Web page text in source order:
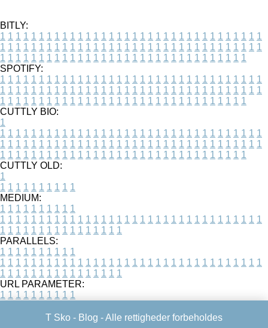
BITLY:
1 1 1 1 1 1 1 1 1 1 1 1 1 1 1 1 1 1 1 1 1 1 1 1 1 1 1 1 1 1 1 1 1 1
1 1 1 1 1 1 1 1 1 1 1 1 1 1 1 1 1 1 1 1 1 1 1 1 1 1 1 1 1 1 1 1 1 1
1 1 1 1 1 1 1 1 1 1 1 1 1 1 1 1 1 1 1 1 1 1 1 1 1 1 1 1 1 1 1 1
SPOTIFY:
1 1 1 1 1 1 1 1 1 1 1 1 1 1 1 1 1 1 1 1 1 1 1 1 1 1 1 1 1 1 1 1 1 1
1 1 1 1 1 1 1 1 1 1 1 1 1 1 1 1 1 1 1 1 1 1 1 1 1 1 1 1 1 1 1 1 1 1
1 1 1 1 1 1 1 1 1 1 1 1 1 1 1 1 1 1 1 1 1 1 1 1 1 1 1 1 1 1 1 1
CUTTLY BIO:
1
1 1 1 1 1 1 1 1 1 1 1 1 1 1 1 1 1 1 1 1 1 1 1 1 1 1 1 1 1 1 1 1 1 1
1 1 1 1 1 1 1 1 1 1 1 1 1 1 1 1 1 1 1 1 1 1 1 1 1 1 1 1 1 1 1 1 1 1
1 1 1 1 1 1 1 1 1 1 1 1 1 1 1 1 1 1 1 1 1 1 1 1 1 1 1 1 1 1 1 1
CUTTLY OLD:
1
1 1 1 1 1 1 1 1 1 1
MEDIUM:
1 1 1 1 1 1 1 1 1 1
1 1 1 1 1 1 1 1 1 1 1 1 1 1 1 1 1 1 1 1 1 1 1 1 1 1 1 1 1 1 1 1 1 1
1 1 1 1 1 1 1 1 1 1 1 1 1 1 1 1
PARALLELS:
1 1 1 1 1 1 1 1 1 1
1 1 1 1 1 1 1 1 1 1 1 1 1 1 1 1 1 1 1 1 1 1 1 1 1 1 1 1 1 1 1 1 1 1
1 1 1 1 1 1 1 1 1 1 1 1 1 1 1 1
URL PARAMETER:
1 1 1 1 1 1 1 1 1 1
T Sko - Blog - Alle rettigheder forbeholdes